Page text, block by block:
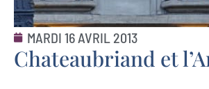
MARDI 16 AVRIL 2013
Chateaubriand et